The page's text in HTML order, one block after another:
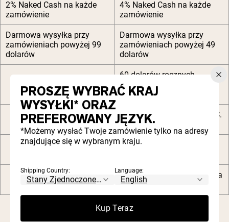
2% Naked Cash na każde
zamówienie
4% Naked Cash na każde
zamówienie
Darmowa wysyłka przy
zamówieniach powyżej 99
dolarów
Darmowa wysyłka przy
zamówieniach powyżej 49
dolarów
60 dolarów rocznych
kredytów (15 dolarów co
kwartał)
Darmowy shaker Naked C.C.
przy drugim zamówieniu
Prywatna społeczność i
Priorytetowa obsługa klienta
VIP
PROSZĘ WYBRAĆ KRAJ
WYSYŁKI* ORAZ
PREFEROWANY JĘZYK.
*Możemy wysłać Twoje zamówienie tylko na adresy
znajdujące się w wybranym kraju.
Shipping Country: Language:
Kup Teraz